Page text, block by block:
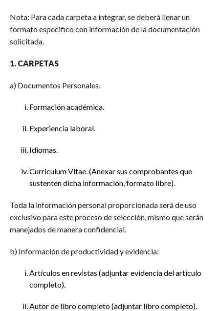
Nota: Para cada carpeta a integrar, se deberá llenar un
formato especifico con información de la documentación
solicitada.
1. CARPETAS
a) Documentos Personales.
Formación académica.
Experiencia laboral.
Idiomas.
Curriculum Vitae. (Anexar sus comprobantes que
sustenten dicha información, formato libre).
Toda la información personal proporcionada será de uso
exclusivo para este proceso de selección, mismo que serán
manejados de manera confidencial.
b) Información de productividad y evidencia:
Artículos en revistas (adjuntar evidencia del artículo
completo).
Autor de libro completo (adjuntar libro completo).